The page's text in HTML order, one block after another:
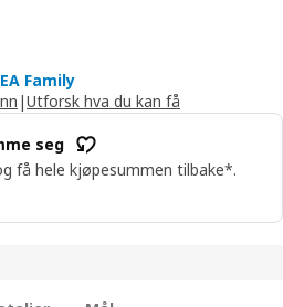
Family
|Utforsk hva du kan få
seg
få hele kjøpesummen tilbake*.